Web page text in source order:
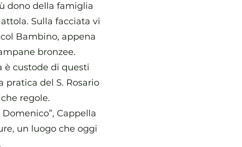
dono della famiglia
Sulla facciata vi
Bambino, appena
bronzee.
è custode di questi
del S. Rosario
regole.
Cappella
un luogo che oggi